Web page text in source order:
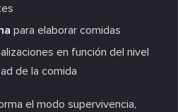
para elaborar comidas
en función del nivel
de la comida
el modo supervivencia,